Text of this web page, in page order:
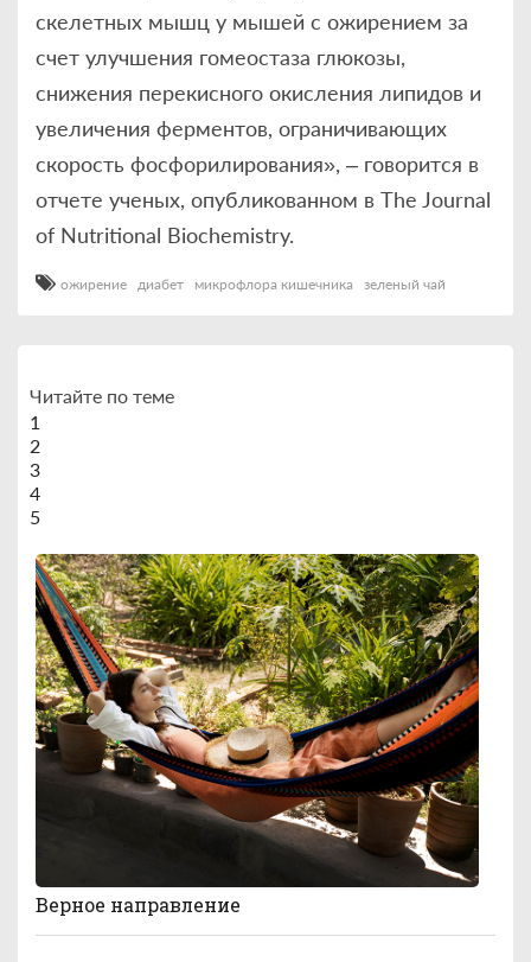
скелетных мышц у мышей с ожирением за
счет улучшения гомеостаза глюкозы,
снижения перекисного окисления липидов и
увеличения ферментов, ограничивающих
скорость фосфорилирования», – говорится в
отчете ученых, опубликованном в The Journal
of Nutritional Biochemistry.
ожирение диабет микрофлора кишечника зеленый чай
Читайте по теме
1
2
3
4
5
Верное направление